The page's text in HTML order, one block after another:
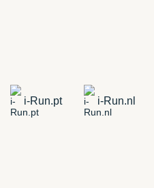
i-Run.pt i-Run.nl